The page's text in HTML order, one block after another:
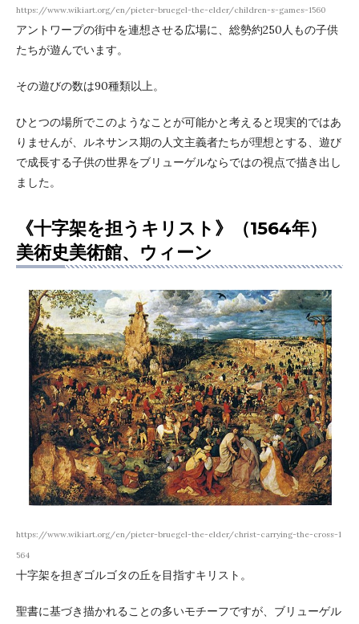
https://www.wikiart.org/en/pieter-bruegel-the-elder/children-s-games-1560
アントワープの街中を連想させる広場に、総勢約250人もの子供
たちが遊んでいます。
その遊びの数は90種類以上。
ひとつの場所でこのようなことが可能かと考えると現実的ではあ
りませんが、ルネサンス期の人文主義者たちが理想とする、遊び
で成長する子供の世界をブリューゲルならではの視点で描き出し
ました。
《十字架を担うキリスト》（1564年）
美術史美術館、ウィーン
https://www.wikiart.org/en/pieter-bruegel-the-elder/christ-carrying-the-cross-1
564
十字架を担ぎゴルゴタの丘を目指すキリスト。
聖書に基づき描かれることの多いモチーフですが、ブリューゲル